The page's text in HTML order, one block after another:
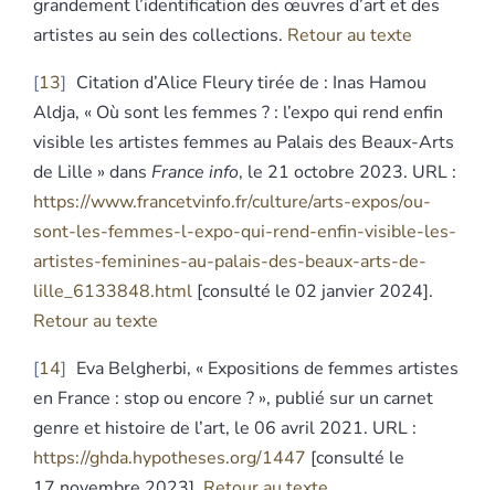
grandement l’identification des œuvres d’art et des
artistes au sein des collections. Retour au texte
13
Citation d’Alice Fleury tirée de : Inas Hamou
Aldja, « Où sont les femmes ? : l’expo qui rend enfin
visible les artistes femmes au Palais des Beaux-Arts
de Lille » dans France info, le 21 octobre 2023. URL :
https://www.francetvinfo.fr/culture/arts-expos/ou-
sont-les-femmes-l-expo-qui-rend-enfin-visible-les-
artistes-feminines-au-palais-des-beaux-arts-de-
lille_6133848.html [consulté le 02 janvier 2024].
Retour au texte
14
Eva Belgherbi, « Expositions de femmes artistes
en France : stop ou encore ? », publié sur un carnet
genre et histoire de l’art, le 06 avril 2021. URL :
https://ghda.hypotheses.org/1447 [consulté le